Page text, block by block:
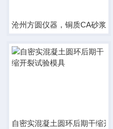
沧州方圆仪器，铜质CA砂浆
自密实混凝土圆环后期干缩